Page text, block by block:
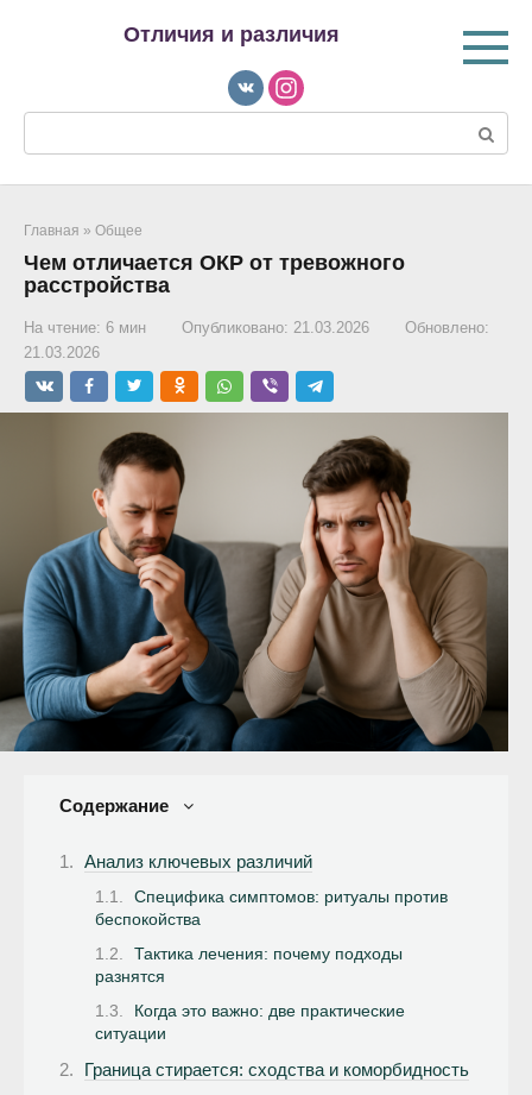
Отличия и различия
Главная » Общее
Чем отличается ОКР от тревожного
расстройства
На чтение: 6 мин Опубликовано: 21.03.2026
Обновлено:
21.03.2026
Содержание
Анализ ключевых различий
Специфика симптомов: ритуалы против
беспокойства
Тактика лечения: почему подходы
разнятся
Когда это важно: две практические
ситуации
Граница стирается: сходства и коморбидность